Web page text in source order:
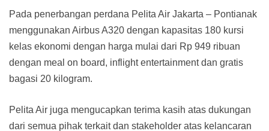
Pada penerbangan perdana Pelita Air Jakarta – Pontianak
menggunakan Airbus A320 dengan kapasitas 180 kursi
kelas ekonomi dengan harga mulai dari Rp 949 ribuan
dengan meal on board, inflight entertainment dan gratis
bagasi 20 kilogram.
Pelita Air juga mengucapkan terima kasih atas dukungan
dari semua pihak terkait dan stakeholder atas kelancaran